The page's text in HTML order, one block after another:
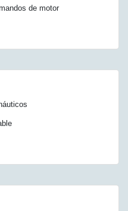
de motor